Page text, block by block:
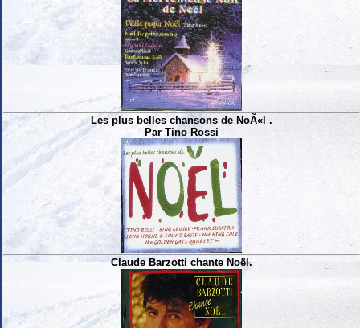
Les plus belles chansons de NoÃ«l .
Par Tino Rossi
Claude Barzotti chante Noël.